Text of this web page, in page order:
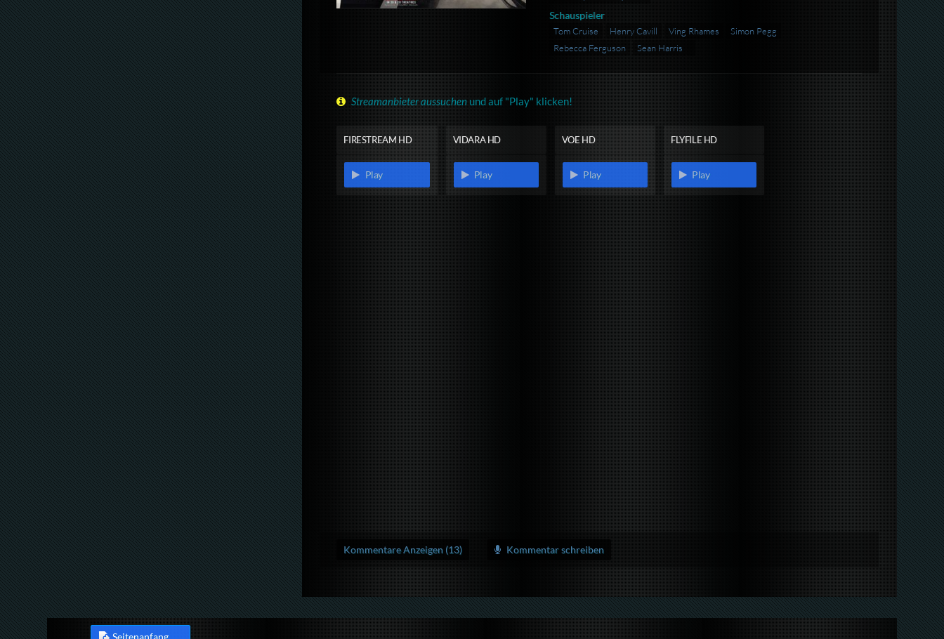
Schauspieler
Tom Cruise Henry Cavill Ving Rhames
Simon Pegg
Rebecca Ferguson
Sean Harris
Streamanbieter aussuchen und auf "Play" klicken!
FIRESTREAM HD
Play
VIDARA HD
Play
VOE HD
Play
FLYFILE HD
Play
Kommentare Anzeigen (13) Kommentar schreiben